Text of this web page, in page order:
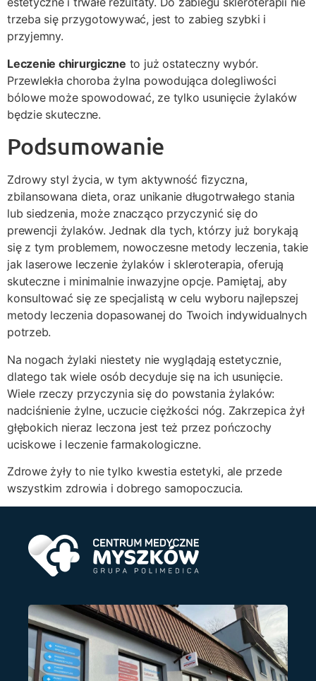
trzeba się przygotowywać, jest to zabieg szybki i
przyjemny.
Leczenie chirurgiczne to już ostateczny wybór.
Przewlekła choroba żylna powodująca dolegliwości
bólowe może spowodować, ze tylko usunięcie żylaków
będzie skuteczne.
Podsumowanie
Zdrowy styl życia, w tym aktywność fizyczna,
zbilansowana dieta, oraz unikanie długotrwałego stania
lub siedzenia, może znacząco przyczynić się do
prewencji żylaków. Jednak dla tych, którzy już borykają
się z tym problemem, nowoczesne metody leczenia, takie
jak laserowe leczenie żylaków i skleroterapia, oferują
skuteczne i minimalnie inwazyjne opcje. Pamiętaj, aby
konsultować się ze specjalistą w celu wyboru najlepszej
metody leczenia dopasowanej do Twoich indywidualnych
potrzeb.
Na nogach żylaki niestety nie wyglądają estetycznie,
dlatego tak wiele osób decyduje się na ich usunięcie.
Wiele rzeczy przyczynia się do powstania żylaków:
nadciśnienie żylne, uczucie ciężkości nóg. Zakrzepica żył
głębokich nieraz leczona jest też przez pończochy
uciskowe i leczenie farmakologiczne.
Zdrowe żyły to nie tylko kwestia estetyki, ale przede
wszystkim zdrowia i dobrego samopoczucia.